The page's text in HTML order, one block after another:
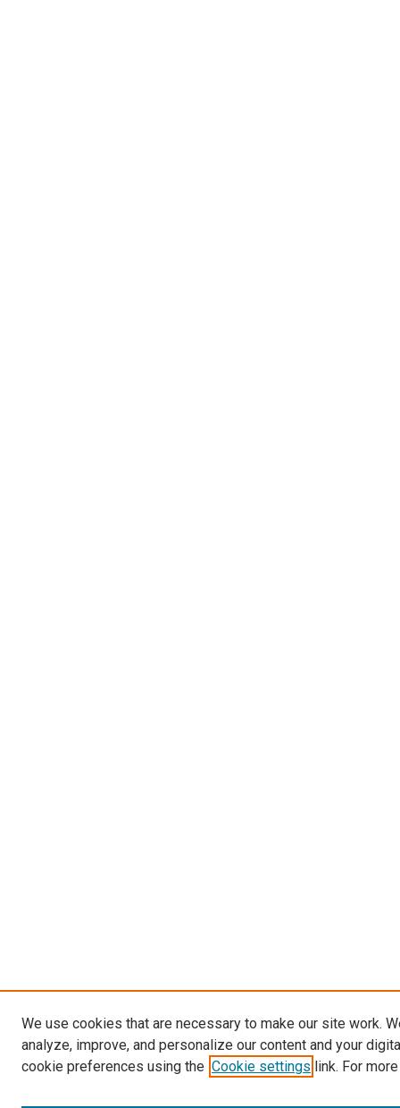
We use cookies that are necessary to make our site work.
analyze, improve, and personalize our content and your
cookie preferences using the Cookie settings link. For